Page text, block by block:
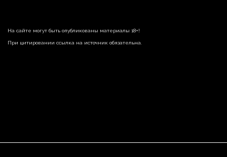
На сайте могут быть опубликованы материалы 18+!
При цитировании ссылка на источник обязательна.